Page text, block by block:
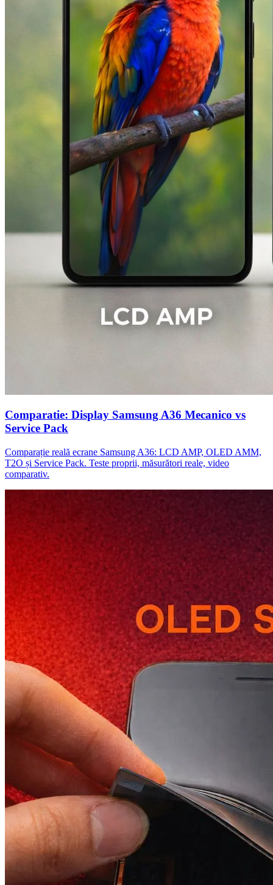
Comparatie: Display Samsung A36 Mecanico vs
Service Pack
Comparație reală ecrane Samsung A36: LCD AMP, OLED AMM,
T2O și Service Pack. Teste proprii, măsurători reale, video
comparativ.